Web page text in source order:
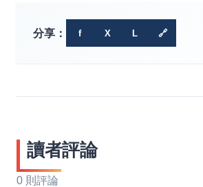
分享： f X L 🔗
讀者評論
0 則評論